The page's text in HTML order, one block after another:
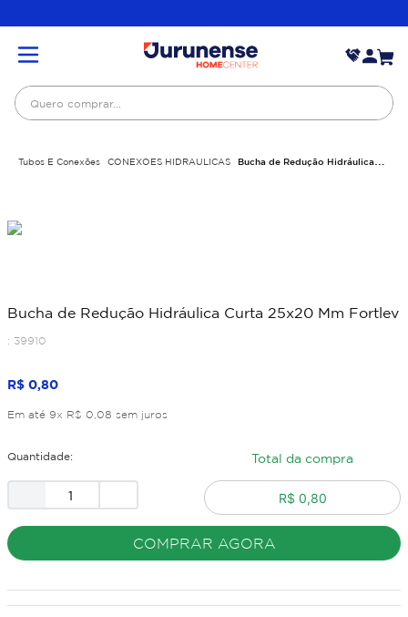
Quero comprar...
Tubos E Conexões CONEXOES HIDRAULICAS Bucha de Redução Hidráulica
Bucha de Redução Hidráulica Curta 25x20 Mm Fortlev
: 39910
R$ 0,80
Em até 9x R$ 0 08 sem juros
Quantidade: Total da compra
R$ 0,80
COMPRAR AGORA